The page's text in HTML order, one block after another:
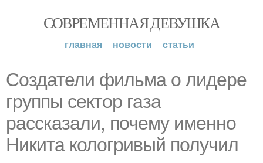
СОВРЕМЕННАЯ ДЕВУШКА
главная новости статьи
Создатели фильма о лидере
группы сектор газа
рассказали, почему именно
Никита кологривый получил